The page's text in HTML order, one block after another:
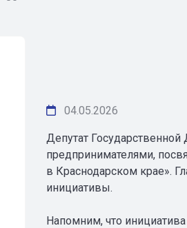
04.05.2026
Депутат
предпринимателями,
в Краснодарском крае».
инициативы.
Напомним, что